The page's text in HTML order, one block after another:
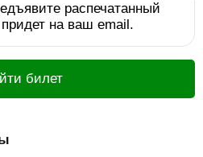
распечатанный
на ваш email.
билет